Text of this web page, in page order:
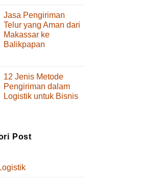
Spare
Part
Delay
Jasa Pengiriman
Telur yang Aman dari
Makassar ke
Balikpapan
yang
Aman
12 Jenis Metode
Pengiriman dalam
Logistik untuk Bisnis
Post